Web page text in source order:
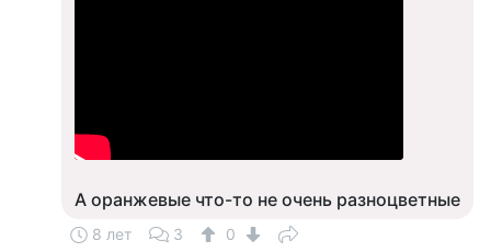
А оранжевые что-то не очень разноцветные
8 лет 3
0